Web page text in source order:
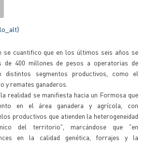
se cuantifico que en los últimos seis años se
de 400 millones de pesos a operatorias de
distintos segmentos productivos, como el
y remates ganaderos.
realidad se manifiesta hacia un Formosa que
en el área ganadera y agrícola, con
productivos que atienden la heterogeneidad
del territorio", marcándose que "en
en la calidad genética, forrajes y la